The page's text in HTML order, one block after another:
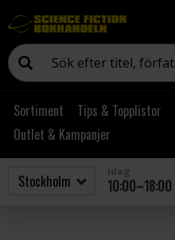
Sortiment Tips & Topplistor
Outlet & Kampanjer
10:00–18:00